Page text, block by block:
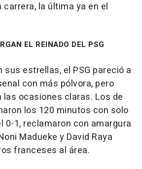
la última ya en el
EL REINADO DEL PSG
sus estrellas, el PSG pareció a
con más pólvora, pero
ocasiones claras. Los de
los 120 minutos con solo
0-1, reclamaron con amargura
Madueke y David Raya
franceses al área.